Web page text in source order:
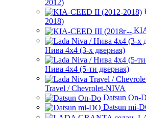
2012)
2018)
Нива 4х4 (3-х дверная)
Нива 4х4 (5-ти дверная)
Trаvel / Chevrolet-NIVA
Datsun On-
Datsun mi-